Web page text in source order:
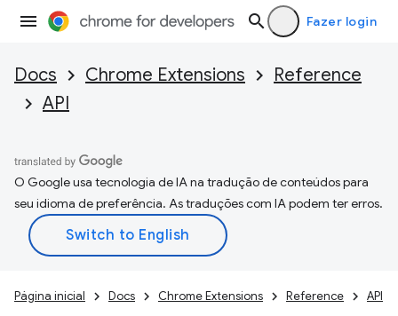
Fazer login
Docs Chrome Extensions
Reference
API
O Google usa tecnologia de IA na tradução de conteúdos para
seu idioma de preferência. As traduções com IA podem ter erros.
Página inicial Docs Chrome Extensions Reference API